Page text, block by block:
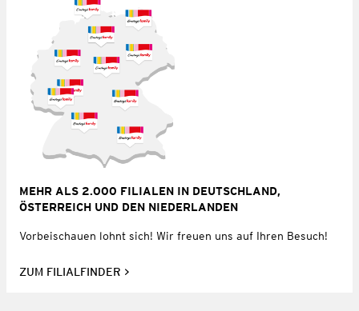
MEHR ALS 2.000 FILIALEN IN DEUTSCHLAND,
ÖSTERREICH UND DEN NIEDERLANDEN
Vorbeischauen lohnt sich! Wir freuen uns auf Ihren Besuch!
ZUM FILIALFINDER